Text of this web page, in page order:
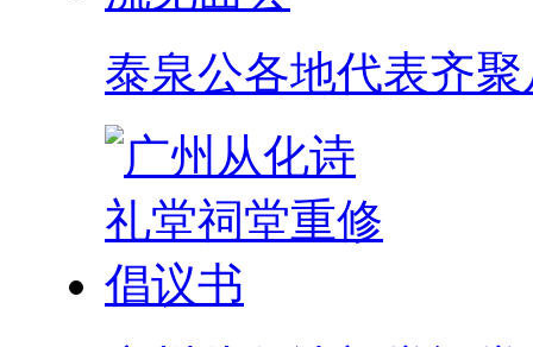
泰泉公各地代表齐